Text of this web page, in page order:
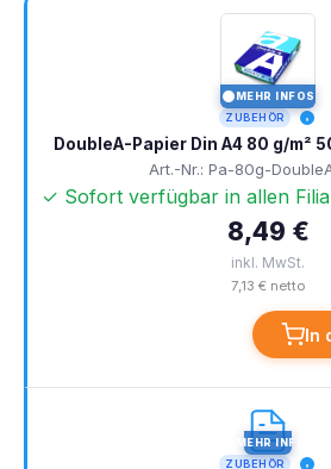
MEHR INFOS
ZUBEHÖR
DoubleA-Papier Din A4 80 g/m²
Art.-Nr.: Pa-80g-
✓ Sofort verfügbar in allen
8,49 €
inkl. MwSt.
7,13 € netto
In
MEHR INFOS
ZUBEHÖR